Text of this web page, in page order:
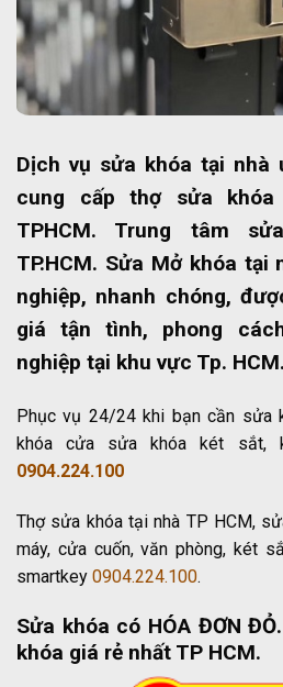
Dịch vụ sửa khóa tại nhà
cung cấp thợ sửa
TPHCM. Trung tâm
TP.HCM. Sửa Mở khóa tại
nghiệp, nhanh chóng,
giá tận tình, phong
nghiệp tại khu vực Tp. HCM.
Phục vụ 24/24 khi bạn cần sửa
khóa cửa sửa khóa két sắt,
0904.224.100
Thợ sửa khóa tại nhà TP HCM,
máy, cửa cuốn, văn phòng, két
smartkey 0904.224.100.
Sửa khóa có HÓA ĐƠN ĐỎ
khóa giá rẻ nhất TP HCM.